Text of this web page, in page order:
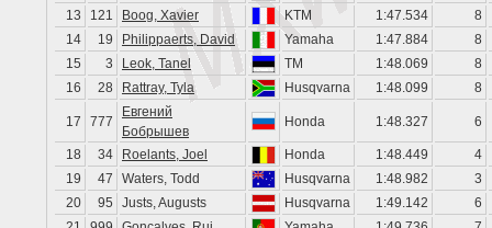
13
121 Boog, Xavier KTM 1:47.534
8
14
19 Philippaerts, David Yamaha 1:47.884
8
15
3 Leok, Tanel TM 1:48.069
8
16
28 Rattray, Tyla Husqvarna 1:48.099 8
17 777
Евгений
Бобрышев
Honda 1:48.327 6
18 34 Roelants, Joel Honda 1:48.449
4
19
47 Waters, Todd Husqvarna 1:48.982
3
20
95 Justs, Augusts Husqvarna 1:49.142
6